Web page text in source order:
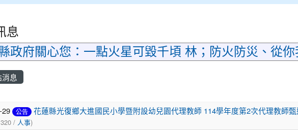
息
府關心您：一點火星可毀千頃 林；防火防災、從你
息
表
29 公告 花蓮縣光復鄉大進國民小學暨附設幼兒園代理教師 114學年度第2次代理教師
/ 人事)